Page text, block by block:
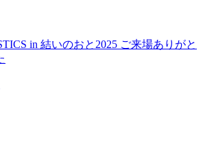
in 結いのおと2025 ご来場ありがと